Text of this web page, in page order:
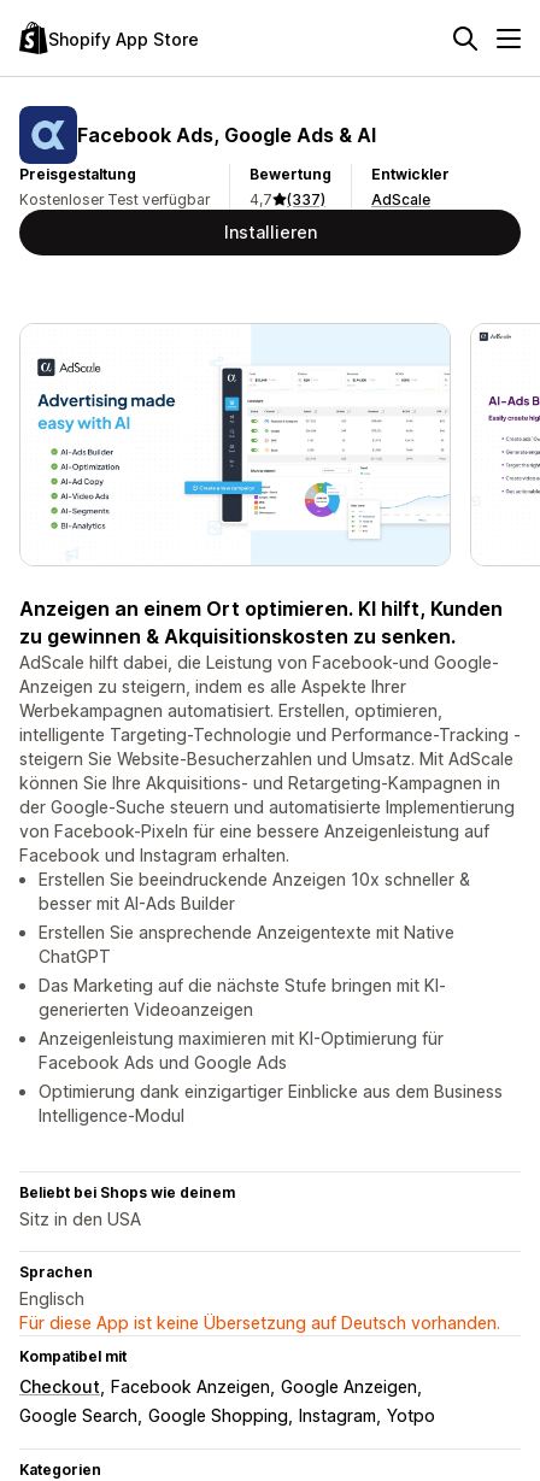
Shopify App Store
Facebook Ads, Google Ads & AI
Preisgestaltung
Kostenloser Test verfügbar
Bewertung
4,7
(337)
Entwickler
AdScale
Installieren
Anzeigen an einem Ort optimieren. KI hilft, Kunden
zu gewinnen & Akquisitionskosten zu senken.
AdScale hilft dabei, die Leistung von Facebook-und Google-
Anzeigen zu steigern, indem es alle Aspekte Ihrer
Werbekampagnen automatisiert. Erstellen, optimieren,
intelligente Targeting-Technologie und Performance-Tracking -
steigern Sie Website-Besucherzahlen und Umsatz. Mit AdScale
können Sie Ihre Akquisitions- und Retargeting-Kampagnen in
der Google-Suche steuern und automatisierte Implementierung
von Facebook-Pixeln für eine bessere Anzeigenleistung auf
Facebook und Instagram erhalten.
Erstellen Sie beeindruckende Anzeigen 10x schneller &
besser mit AI-Ads Builder
Erstellen Sie ansprechende Anzeigentexte mit Native
ChatGPT
Das Marketing auf die nächste Stufe bringen mit KI-
generierten Videoanzeigen
Anzeigenleistung maximieren mit KI-Optimierung für
Facebook Ads und Google Ads
Optimierung dank einzigartiger Einblicke aus dem Business
Intelligence-Modul
Beliebt bei Shops wie deinem
Sitz in den USA
Sprachen
Englisch
Für diese App ist keine Übersetzung auf Deutsch vorhanden.
Kompatibel mit
Checkout Facebook Anzeigen Google Anzeigen
Google Search Google Shopping Instagram Yotpo
Kategorien